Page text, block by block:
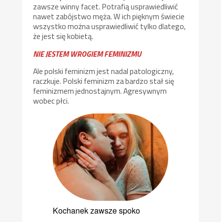
zawsze winny facet. Potrafią usprawiedliwić
nawet zabójstwo męża. W ich pięknym świecie
wszystko można usprawiedliwić tylko dlatego,
że jest się kobietą.
NIE JESTEM WROGIEM FEMINIZMU
Ale polski feminizm jest nadal patologiczny,
raczkuje. Polski feminizm za bardzo stał się
feminizmem jednostajnym. Agresywnym
wobec płci.
Kochanek zawsze spoko